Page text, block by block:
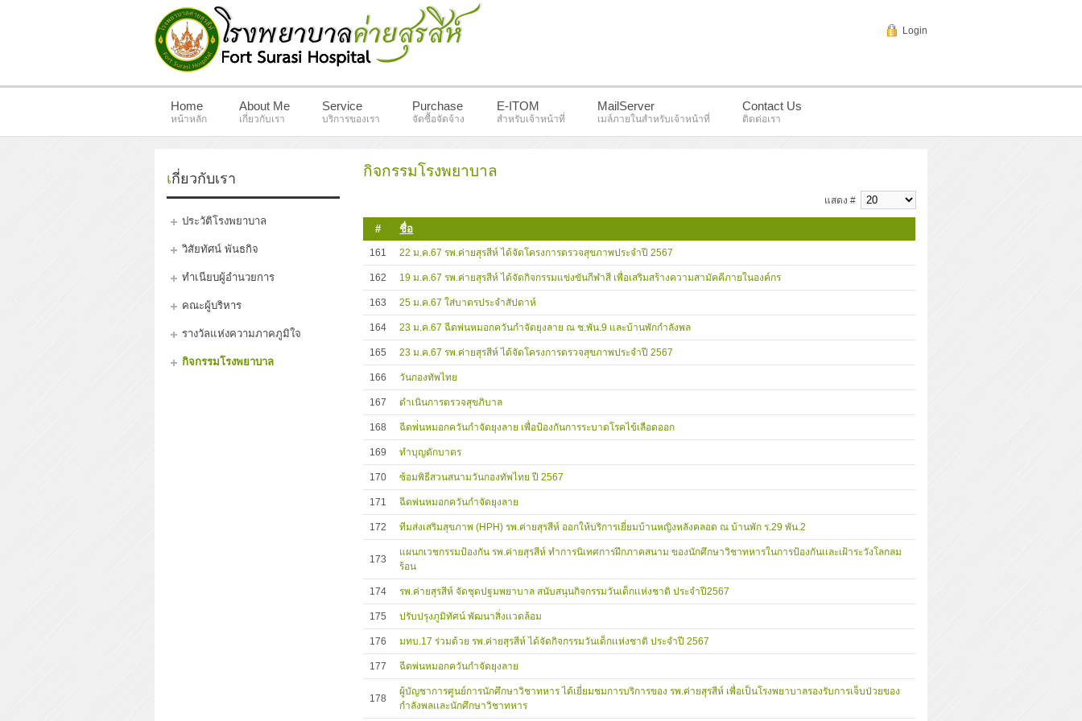
Login
Home
หน้าหลัก
About Me
เกี่ยวกับเรา
Service
บริการของเรา
Purchase
จัดซื้อจัดจ้าง
E-ITOM
สำหรับเจ้าหน้าที่
MailServer
เมล์ภายในสำหรับเจ้าหน้าที่
Contact Us
ติดต่อเรา
กิจกรรมโรงพยาบาล
แสดง #
# ชื่อ
161 22 ม.ค.67 รพ.ค่ายสุรสีห์ ได้จัดโครงการตรวจสุขภาพประจำปี 2567
162 19 ม.ค.67 รพ.ค่ายสุรสีห์ ได้จัดกิจกรรมแข่งขันกีฬาสี เพื่อเสริมสร้างความสามัคคีภายในองค์กร
163 25 ม.ค.67 ใส่บาตรประจำสัปดาห์
164 23 ม.ค.67 ฉีดพ่นหมอกควันกำจัดยุงลาย ณ ช.พัน.9 และบ้านพักกำลังพล
165 23 ม.ค.67 รพ.ค่ายสุรสีห์ ได้จัดโครงการตรวจสุขภาพประจำปี 2567
166 วันกองทัพไทย
167 ดำเนินการตรวจสุขภิบาล
168 ฉีดพ่่นหมอกควันกำจัดยุงลาย เพื่อป้องกันการระบาดโรคไข้เลือดออก
169 ทำบุญตักบาตร
170 ซ้อมพิธีสวนสนามวันกองทัพไทย ปี 2567
171 ฉีดพ่นหมอกควันกำจัดยุงลาย
172 ทีมส่งเสริมสุขภาพ (HPH) รพ.ค่ายสุรสีห์ ออกให้บริการเยี่ยมบ้านหญิงหลังคลอด ณ บ้านพัก ร.29 พัน.2
173
แผนกเวชกรรมป้องกัน รพ.ค่ายสุรสีห์ ทำการนิเทศการฝึกภาคสนาม ของนักศึกษาวิชาทหารในการป้องกันเเละเฝ้าระวังโลกลม
ร้อน
174 รพ.ค่ายสุรสีห์ จัดชุดปฐมพยาบาล สนับสนุนกิจกรรมวันเด็กเเห่งชาติ ประจำปี2567
175 ปรับปรุงภูมิทัศน์ พัฒนาสิ่งเเวดล้อม
176 มทบ.17 ร่วมด้วย รพ.ค่ายสุรสีห์ ได้จัดกิจกรรมวันเด็กเเห่งชาติ ประจำปี 2567
177 ฉีดพ่นหมอกควันกำจัดยุงลาย
178
ผู้บัญชาการศูนย์การนักศึกษาวิชาทหาร ได้เยี่ยมชมการบริการของ รพ.ค่ายสุรสีห์ เพื่อเป็นโรงพยาบาลรองรับการเจ็บป่วยของ
กำลังพลเเละนักศึกษาวิชาทหาร
เกี่ยวกับเรา
ประวัติโรงพยาบาล
วิสัยทัศน์ พันธกิจ
ทำเนียบผู้อำนวยการ
คณะผู้บริหาร
รางวัลแห่งความภาคภูมิใจ
กิจกรรมโรงพยาบาล